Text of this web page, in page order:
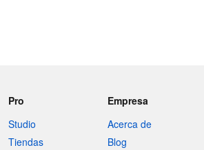
Pro
Studio
Tiendas
Empresa
Acerca de
Blog